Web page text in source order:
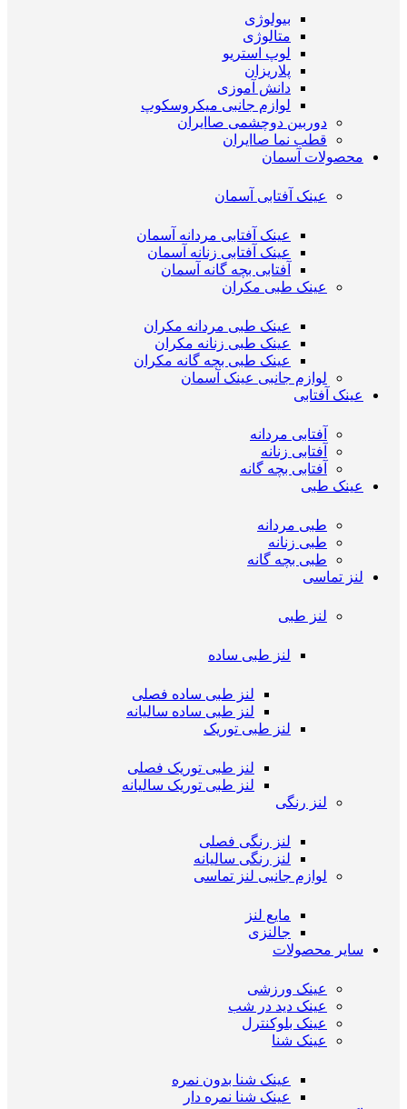
بیولوژی
متالوژی
لوپ استریو
پلاریزان
دانش آموزی
لوازم جانبی میکروسکوپ
دوربین دوچشمی صاایران
قطب نما صاایران
محصولات آسمان
عینک آفتابی آسمان
عینک آفتابی مردانه آسمان
عینک آفتابی زنانه آسمان
آفتابی بچه گانه آسمان
عینک طبی مکران
عینک طبی مردانه مکران
عینک طبی زنانه مکران
عینک طبی بچه گانه مکران
لوازم جانبی عینک آسمان
عینک آفتابی
آفتابی مردانه
آفتابی زنانه
آفتابی بچه گانه
عینک طبی
طبی مردانه
طبی زنانه
طبی بچه گانه
لنز تماسی
لنز طبی
لنز طبی ساده
لنز طبی ساده فصلی
لنز طبی ساده سالیانه
لنز طبی توریک
لنز طبی توریک فصلی
لنز طبی توریک سالیانه
لنز رنگی
لنز رنگی فصلی
لنز رنگی سالیانه
لوازم جانبی لنز تماسی
مایع لنز
جالنزی
سایر محصولات
عینک ورزشی
عینک دید در شب
عینک بلوکنترل
عینک شنا
عینک شنا بدون نمره
عینک شنا نمره دار